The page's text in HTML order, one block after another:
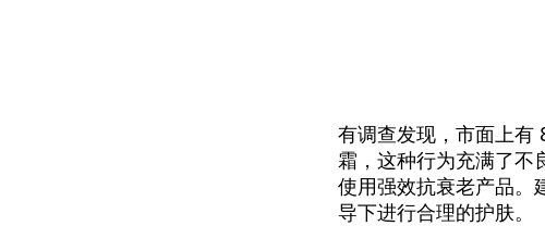
有调查发现，市面上有
霜，这种行为充满了不
使用强效抗衰老产品。
导下进行合理的护肤。